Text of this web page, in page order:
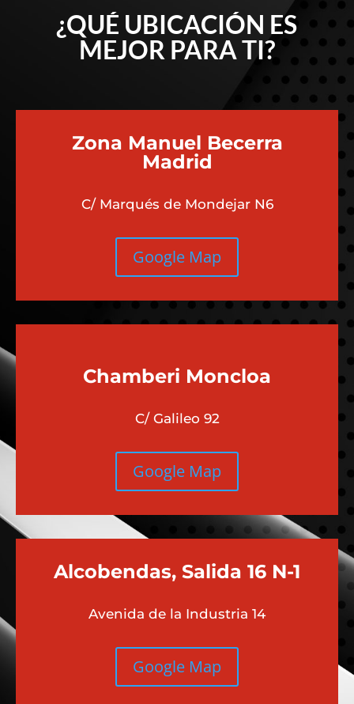
¿QUÉ UBICACIÓN ES
MEJOR PARA TI?
Zona Manuel Becerra
Madrid
C/ Marqués de Mondejar N6
Google Map
Chamberi Moncloa
C/ Galileo 92
Google Map
Alcobendas, Salida 16 N-1
Avenida de la Industria 14
Google Map